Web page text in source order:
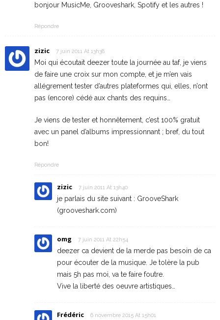
bonjour MusicMe, Grooveshark, Spotify et les autres !
Répondre
zizic 7 juin 2011 At 13h38
Moi qui écoutait deezer toute la journée au taf, je viens
de faire une croix sur mon compte, et je m’en vais
allégrement tester d’autres plateformes qui, elles, n’ont
pas (encore) cédé aux chants des requins…
Je viens de tester et honnêtement, c’est 100% gratuit
avec un panel d’albums impressionnant ; bref, du tout
bon!
Répondre
zizic 7 juin 2011 At 13h40
je parlais du site suivant : GrooveShark
(grooveshark.com)
omg 7 juin 2011 At 22h54
deezer ca devient de la merde pas besoin de ca
pour écouter de la musique. Je tolère la pub
mais 5h pas moi, va te faire foutre.
Vive la liberté des oeuvre artistiques…
Frédéric 6 novembre 2015 At 15h01